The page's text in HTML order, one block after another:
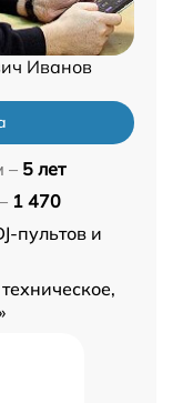
Иванов
– 5 лет
1 470
пультов и